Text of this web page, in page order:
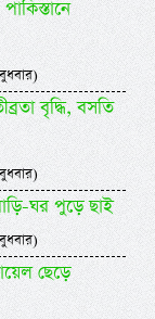
বৃদ্ধি, বসতি
ঘর পুড়ে ছাই
ছেড়ে